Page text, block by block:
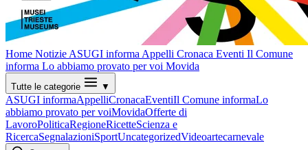
Home Notizie ASUGI informa Appelli Cronaca Eventi Il Comune
informa Lo abbiamo provato per voi Movida
Tutte le categorie ▼
ASUGI informaAppelliCronacaEventiIl Comune informaLo
abbiamo provato per voiMovidaOfferte di
LavoroPoliticaRegioneRicetteScienza e
RicercaSegnalazioniSportUncategorizedVideoartecarnevale